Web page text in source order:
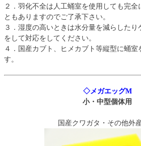
２．羽化不全は人工蛹室を使用しても完全
ともありますのでご了承下さい。
３．湿度の高いときは水分量を減らした
をして対応をしてください。
４．国産カブト、ヒメカブト等縦型に蛹
す。
◇メガエッグM
小・中型個体用
国産クワガタ・その他外